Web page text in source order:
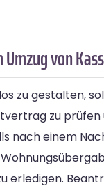
von
zu gestalten,
zu
einem
erledigen.